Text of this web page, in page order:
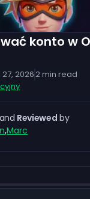
konto w
27, 20262min read
and Reviewed by
,Marc